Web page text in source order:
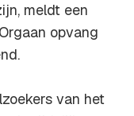
meldt een
opvang
van het